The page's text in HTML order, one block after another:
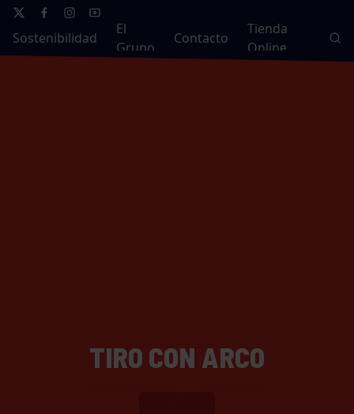
Sostenibilidad
El
Grupo
Contacto
Tienda
Online
TIRO CON ARCO